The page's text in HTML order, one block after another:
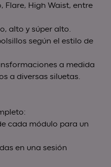
Flare, High Waist, entre
alto y súper alto.
según el estilo de
a medida
a diversas siluetas.
cada módulo para un
en una sesión